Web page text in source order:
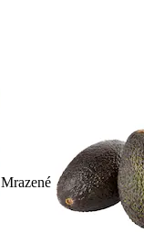
Mrazené